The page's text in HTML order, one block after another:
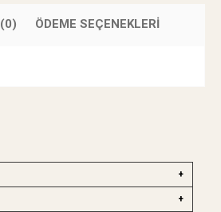
(0) ÖDEME SEÇENEKLERI